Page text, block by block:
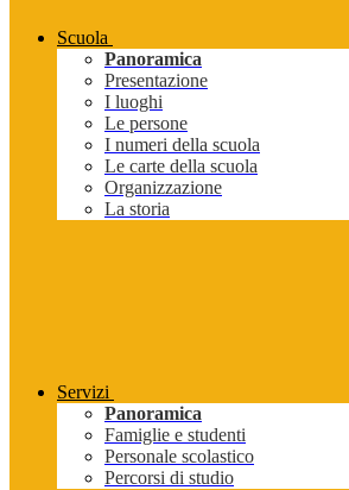
Scuola
Panoramica
Presentazione
I luoghi
Le persone
I numeri della scuola
Le carte della scuola
Organizzazione
La storia
Servizi
Panoramica
Famiglie e studenti
Personale scolastico
Percorsi di studio